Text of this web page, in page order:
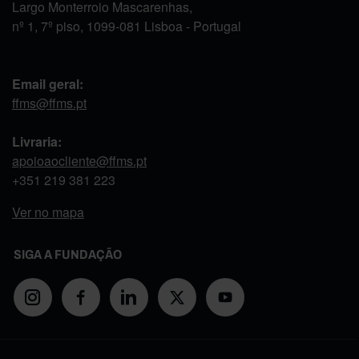
Largo Monterroio Mascarenhas,
nº 1, 7º piso, 1099-081 Lisboa - Portugal
Email geral:
ffms@ffms.pt
Livraria:
apoioaocliente@ffms.pt
+351 219 381 223
Ver no mapa
SIGA A FUNDAÇÃO